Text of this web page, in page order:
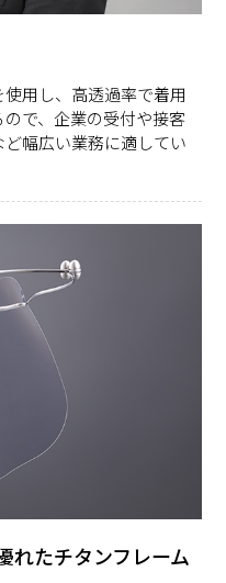
用し、高透過率で着用
で、企業の受付や接客
幅広い業務に適してい
れたチタンフレーム